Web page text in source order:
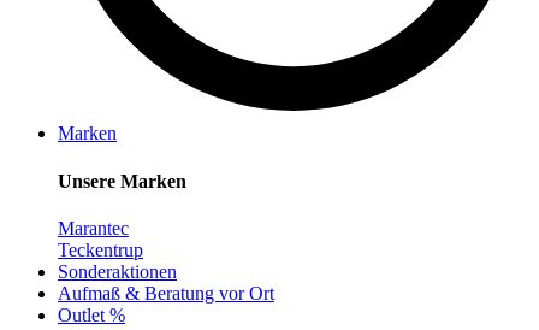
Marken
Unsere Marken
Marantec
Teckentrup
Sonderaktionen
Aufmaß & Beratung vor Ort
Outlet %